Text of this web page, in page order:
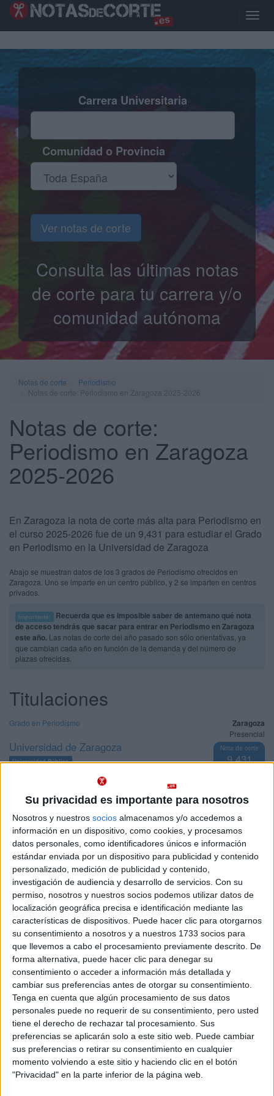
Su privacidad es importante para nosotros
Nosotros y nuestros socios almacenamos y/o accedemos a
información en un dispositivo, como cookies, y procesamos
datos personales, como identificadores únicos e información
estándar enviada por un dispositivo para publicidad y contenido
personalizado, medición de publicidad y contenido,
investigación de audiencia y desarrollo de servicios. Con su
permiso, nosotros y nuestros socios podemos utilizar datos de
localización geográfica precisa e identificación mediante las
características de dispositivos. Puede hacer clic para otorgarnos
su consentimiento a nosotros y a nuestros 1733 socios para
que llevemos a cabo el procesamiento previamente descrito. De
forma alternativa, puede hacer clic para denegar su
consentimiento o acceder a información más detallada y
cambiar sus preferencias antes de otorgar su consentimiento.
Tenga en cuenta que algún procesamiento de sus datos
personales puede no requerir de su consentimiento, pero usted
tiene el derecho de rechazar tal procesamiento. Sus
preferencias se aplicarán solo a este sitio web. Puede cambiar
sus preferencias o retirar su consentimiento en cualquier
momento volviendo a este sitio y haciendo clic en el botón
"Privacidad" en la parte inferior de la página web.
Pasar
Toggle
Carrera Universitaria
Comunidad o Provincia
Ver notas de corte
Consulta las últimas notas
de corte para tu carrera y/o
comunidad autónoma
Notas de corte
Periodismo
Notas de corte:
Periodismo en Zaragoza
2025-2026
En Zaragoza la nota de corte más alta para Periodismo en
el curso 2025-2026 fue de un 9,431 para estudiar el Grado
en Periodismo en la Universidad de Zaragoza
Abajo se muestran datos de los 3 grados de Periodismo ofrecidos en
Zaragoza. Uno se imparte en un centro público, y 2 se imparten en centros
privados.
Importante:
Recuerda que es imposible saber de antemano qué nota
de acceso tendrás que sacar para entrar en Periodismo en Zaragoza
este año. Las notas de corte del año pasado son sólo orientativas, ya
que cambian cada año en función de la demanda y del número de
plazas ofrecidas.
Titulaciones
Zaragoza
Presencial
Nota de corte
9,431
enseñanza:
Grado en Periodismo
Universidad de Zaragoza
Universidad Pública
Pídeles información ¡GRATIS!
Zaragoza
Presencial
Nota de corte
Idioma de
enseñanza:
Castellano
Grado en Periodismo
Universidad San Jorge
Universidad Privada
Web de la facultad: https://www.usj.es/conoce-la-usj/centros...
Duración: 4,0 años
Precio del primer curso:10.260 €
Pídeles información ¡GRATIS!
Zaragoza
Nota de corte
No aplica
Idioma de
Bilingüe
(castellano/
Doble Grado en Comunicación Audiovisual + Periodismo
Universidad San Jorge
Universidad Privada
Duración:5,0 años
Precio del primer curso:10.380 €
Pídeles información ¡GRATIS!